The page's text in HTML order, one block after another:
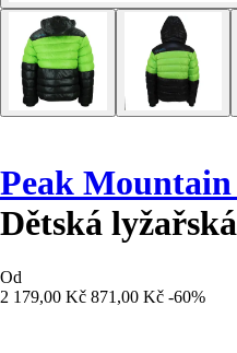
Peak Mountain
Dětská
Od
2 179,00 Kč 871,00 Kč -60%